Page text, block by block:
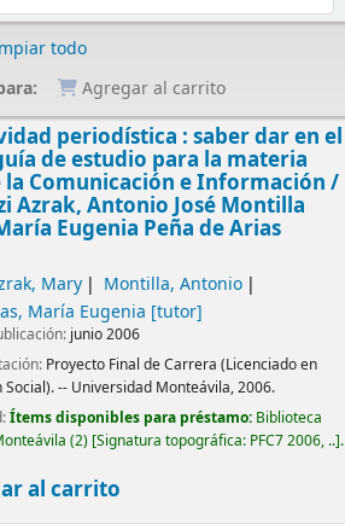
todo
Agregar al carrito
periodística : saber dar en el
de estudio para la materia
la Comunicación e Información /
Azrak, Antonio José Montilla
Eugenia Peña de Arias
Mary
Montilla, Antonio
María Eugenia [tutor]
junio 2006
Proyecto Final de Carrera (Licenciado en
Social). -- Universidad Monteávila, 2006.
Ítems disponibles para préstamo: Biblioteca
(2) Signatura topográfica: PFC7 2006, .. .
al carrito